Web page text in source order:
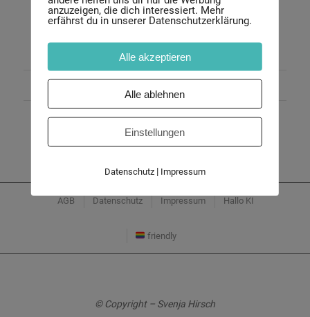
Weiterlesen
AGB Datenschutz Impressum Hallo KI
friendly
© Copyright – Svenja Hirsch
anzuzeigen, die dich interessiert. Mehr
erfährst du in unserer Datenschutzerklärung.
Alle akzeptieren
Alle ablehnen
Einstellungen
Datenschutz| Impressum